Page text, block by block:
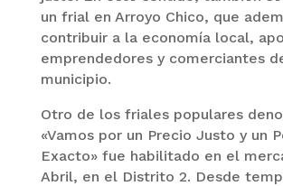
un frial en Arroyo Chico, que
contribuir a la economía local,
emprendedores y comerciantes
municipio.
Otro de los friales populares
«Vamos por un Precio Justo y un
Exacto» fue habilitado en el
Abril, en el Distrito 2. Desde